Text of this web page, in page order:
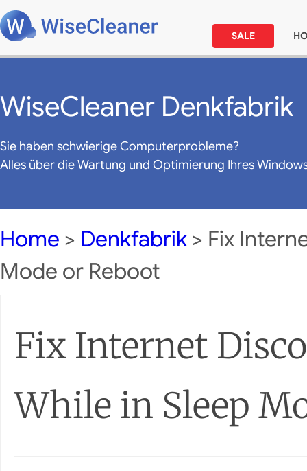
SALE
WiseCleaner Denkfabrik
Sie haben schwierige Computerprobleme?
Alles über die Wartung und Optimierung Ihres
Home > Denkfabrik > Fix
Mode or Reboot
Fix Internet
While in Sleep